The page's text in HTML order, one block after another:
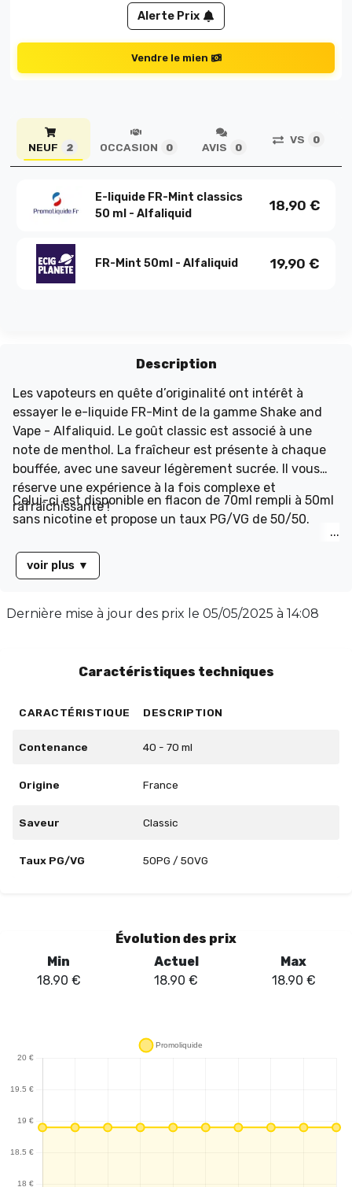
Alerte Prix
Vendre le mien
NEUF 2 OCCASION 0 AVIS 0
VS 0
E-liquide FR-Mint classics
50 ml - Alfaliquid
18,90 €
FR-Mint 50ml - Alfaliquid 19,90 €
Description
Les vapoteurs en quête d’originalité ont intérêt à
essayer le e-liquide FR-Mint de la gamme Shake and
Vape - Alfaliquid. Le goût classic est associé à une
note de menthol. La fraîcheur est présente à chaque
bouffée, avec une saveur légèrement sucrée. Il vous
réserve une expérience à la fois complexe et
rafraîchissante !
Celui-ci est disponible en flacon de 70ml rempli à 50ml
sans nicotine et propose un taux PG/VG de 50/50.
voir plus ▼
Dernière mise à jour des prix le 05/05/2025 à 14:08
Caractéristiques techniques
CARACTÉRISTIQUE DESCRIPTION
Contenance 40 - 70 ml
Origine France
Saveur Classic
Taux PG/VG 50PG / 50VG
Évolution des prix
Min
18.90 €
Actuel
18.90 €
Max
18.90 €